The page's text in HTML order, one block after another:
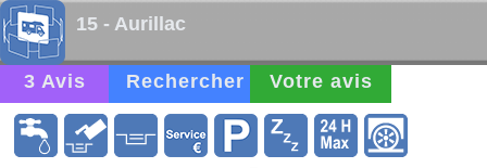
15 - Aurillac
3 Avis Rechercher Votre avis